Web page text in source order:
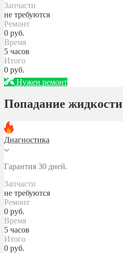
Запчасти
не требуются
Ремонт
0 руб.
Время
5 часов
Итого
0 руб.
Нужен ремонт
Попадание жидкости
Диагностика
Гарантия 30 дней.
Запчасти
не требуются
Ремонт
0 руб.
Время
5 часов
Итого
0 руб.